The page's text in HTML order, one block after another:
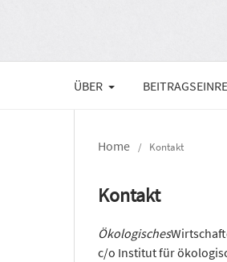
ÜBER
Home / Kontakt
Kontakt
Ökologisches
c/o Institut für